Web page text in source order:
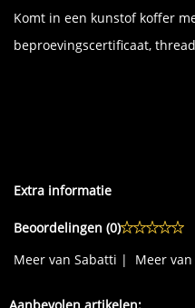
Komt in een kunstof koffer
beproevingscertificaat,
Extra informatie
Beoordelingen (0)
Meer van Sabatti | Meer